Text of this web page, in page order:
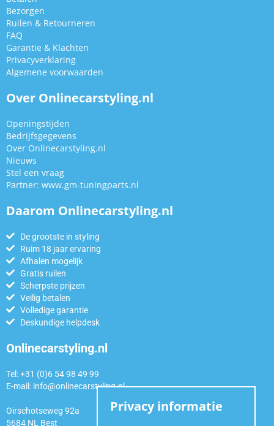
Bezorgen
Ruilen & Retourneren
FAQ
Garantie & Klachten
Privacyverklaring
Algemene voorwaarden
Over Onlinecarstyling.nl
Openingstijden
Bedrijfsgegevens
Over Onlinecarstyling.nl
Nieuws
Stel een vraag
Partner: www.gm-tuningparts.nl
Daarom Onlinecarstyling.nl
De grootste in styling
Ruim 18 jaar ervaring
Afhalen mogelijk
Gratis ruilen
Scherpste prijzen
Veilig betalen
Volledige garantie
Deskundige helpdesk
Onlinecarstyling.nl
Tel: +31 (0)6 54 98 49 99
E-mail: info@onlinecarstyling.nl
Oirschotseweg 92a
5684 NL Best
Privacy informatie